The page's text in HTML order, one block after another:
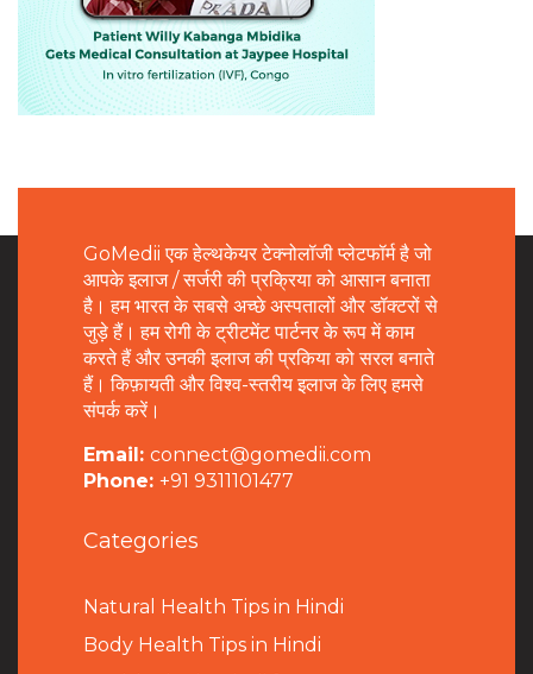
GoMedii एक हेल्थकेयर टेक्नोलॉजी प्लेटफॉर्म है जो
आपके इलाज / सर्जरी की प्रक्रिया को आसान बनाता
है। हम भारत के सबसे अच्छे अस्पतालों और डॉक्टरों से
जुड़े हैं। हम रोगी के ट्रीटमेंट पार्टनर के रूप में काम
करते हैं और उनकी इलाज की प्रकिया को सरल बनाते
हैं। किफ़ायती और विश्व-स्तरीय इलाज के लिए हमसे
संपर्क करें।
Email: connect@gomedii.com
Phone: +91 9311101477
Categories
Natural Health Tips in Hindi
Body Health Tips in Hindi